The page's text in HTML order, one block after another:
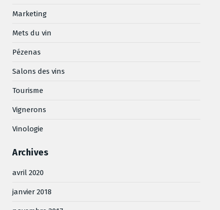
Marketing
Mets du vin
Pézenas
Salons des vins
Tourisme
Vignerons
Vinologie
Archives
avril 2020
janvier 2018